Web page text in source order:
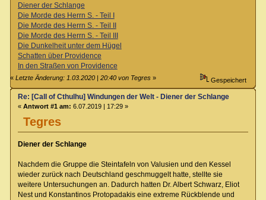
Diener der Schlange
Die Morde des Herrn S. - Teil I
Die Morde des Herrn S. - Teil II
Die Morde des Herrn S. - Teil III
Die Dunkelheit unter dem Hügel
Schatten über Providence
In den Straßen von Providence
«Letzte Änderung: 1.03.2020 | 20:40 von Tegres » Gespeichert
Tegres
Re: [Call of Cthulhu] Windungen der Welt - Diener der Schlange
« Antwort #1 am: 6.07.2019 | 17:29 »
Diener der Schlange
Nachdem die Gruppe die Steintafeln von Valusien und den Kessel
wieder zurück nach Deutschland geschmuggelt hatte, stellte sie
weitere Untersuchungen an. Dadurch hatten Dr. Albert Schwarz, Eliot
Nest und Konstantinos Protopadakis eine extreme Rückblende und